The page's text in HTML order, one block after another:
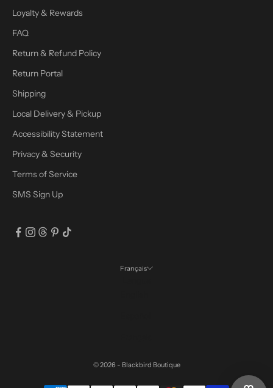
Loyalty & Rewards
FAQ
Return & Refund Policy
Return Portal
Shipping
Local Delivery & Pickup
Accessibility Statement
Privacy & Security
Terms of Service
SMS Sign Up
Français
© 2026 - Blackbird Boutique